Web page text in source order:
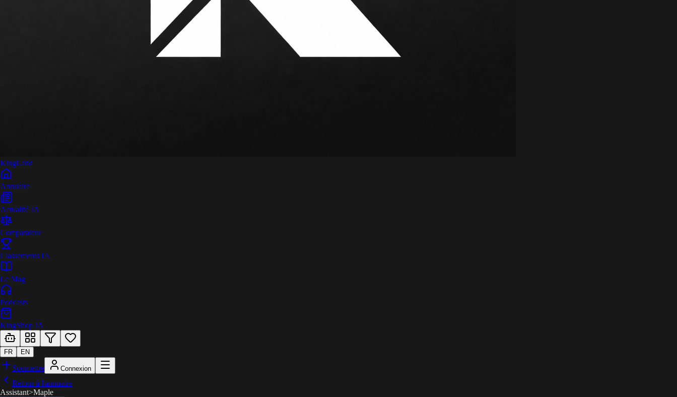
KingLand
Annuaire
Actualité IA
Comparateur
Classements IA
Le Mag
Podcasts
KingShop IA
FR EN
Soumettre Connexion
Retour à l'annuaire
Assistant>Maple